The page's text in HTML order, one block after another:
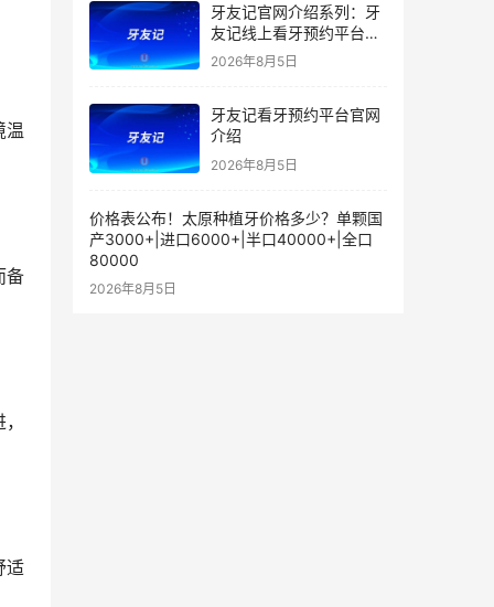
温
备
适
牙友记官网介绍系列：牙
友记线上看牙预约平台的
优势在哪里？
2026年8月5日
牙友记看牙预约平台官网
介绍
2026年8月5日
价格表公布！太原种植牙价格多少？单颗国
产3000+|进口6000+|半口40000+|全口
80000
2026年8月5日